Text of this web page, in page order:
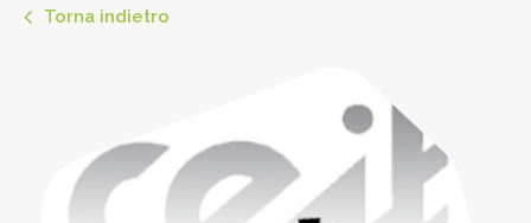
Torna indietro